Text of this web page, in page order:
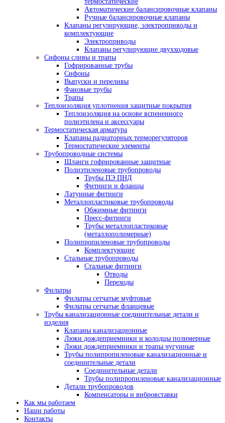
Автоматические балансировочные клапаны
Ручные балансировочные клапаны
Клапаны регулирующие, электроприводы и
комплектующие
Электроприводы
Клапаны регулирующие двухходовые
Сифоны сливы и трапы
Гофрированные трубы
Сифоны
Выпуски и переливы
Фановые трубы
Трапы
Теплоизоляция уплотнения защитные покрытия
Теплоизоляция на основе вспененного
полиэтилена и аксессуары
Термостатическая арматура
Клапаны радиаторных терморегуляторов
Термостатические элементы
Трубопроводные системы
Шланги гофрированные защитные
Полиэтиленовые трубопроводы
Трубы ПЭ ПНД
Фитинги и фланцы
Латунные фитинги
Металлопластиковые трубопроводы
Обжимные фитинги
Пресс-фитинги
Трубы металлопластиковые
(металлополимерные)
Полипропиленовые трубопроводы
Комплектующие
Стальные трубопроводы
Стальные фитинги
Отводы
Переходы
Фильтры
Фильтры сетчатые муфтовые
Фильтры сетчатые фланцевые
Трубы канализационные соединительные детали и
изделия
Клапаны канализационные
Люки дождеприемники и колодцы полимерные
Люки дождеприемники и трапы чугунные
Трубы полипропиленовые канализационные и
соединительные детали
Соединительные детали
Трубы полипропиленовые канализационные
Детали трубопроводов
Компенсаторы и вибровставки
Как мы работаем
Наши работы
Контакты